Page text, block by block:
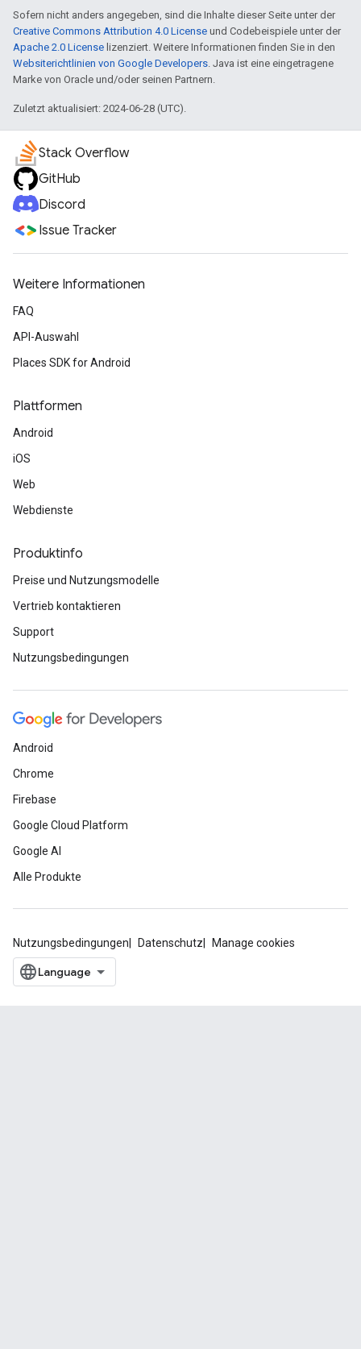
Sofern nicht anders angegeben, sind die Inhalte dieser Seite unter der
Creative Commons Attribution 4.0 License und Codebeispiele unter der
Apache 2.0 License lizenziert. Weitere Informationen finden Sie in den
Websiterichtlinien von Google Developers . Java ist eine eingetragene
Marke von Oracle und/oder seinen Partnern.
Zuletzt aktualisiert: 2024-06-28 (UTC).
Stack Overflow
GitHub
Discord
Issue Tracker
Weitere Informationen
FAQ
API-Auswahl
Places SDK for Android
Plattformen
Android
iOS
Web
Webdienste
Produktinfo
Preise und Nutzungsmodelle
Vertrieb kontaktieren
Support
Nutzungsbedingungen
Android
Chrome
Firebase
Google Cloud Platform
Google AI
Alle Produkte
Nutzungsbedingungen Datenschutz Manage cookies